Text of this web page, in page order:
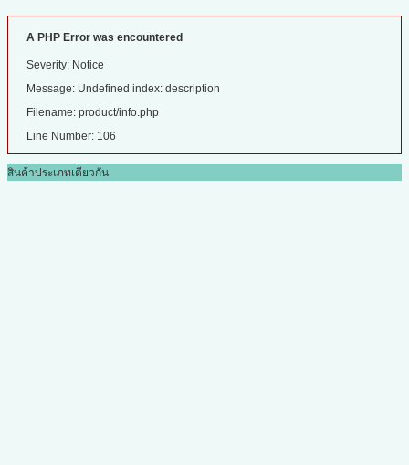
A PHP Error was encountered
Severity: Notice
Message: Undefined index: description
Filename: product/info.php
Line Number: 106
สินค้าประเภทเดียวกัน